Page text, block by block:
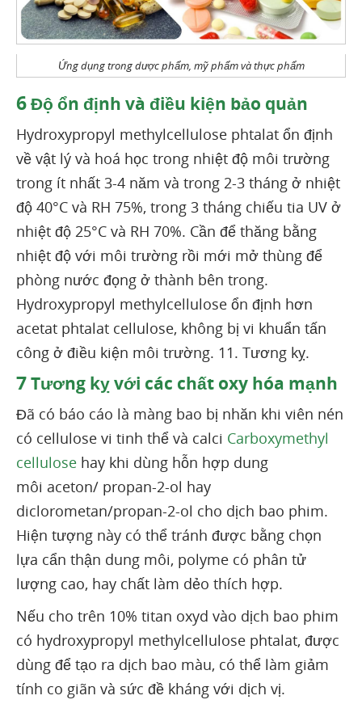
Ứng dụng trong dược phẩm, mỹ phẩm và thực phẩm
6Độ ổn định và điều kiện bảo quản
Hydroxypropyl methylcellulose phtalat ổn định
về vật lý và hoá học trong nhiệt độ môi trường
trong ít nhất 3-4 năm và trong 2-3 tháng ở nhiệt
độ 40°C và RH 75%, trong 3 tháng chiếu tia UV ở
nhiệt độ 25°C và RH 70%. Cần để thăng bằng
nhiệt độ với môi trường rồi mới mở thùng để
phòng nước đọng ở thành bên trong.
Hydroxypropyl methylcellulose ổn định hơn
acetat phtalat cellulose, không bị vi khuẩn tấn
công ở điều kiện môi trường. 11. Tương kỵ.
7Tương kỵ với các chất oxy hóa mạnh
Đã có báo cáo là màng bao bị nhăn khi viên nén
có cellulose vi tinh thể và calci Carboxymethyl
cellulose hay khi dùng hỗn hợp dung
môi aceton/ propan-2-ol hay
diclorometan/propan-2-ol cho dịch bao phim.
Hiện tượng này có thể tránh được bằng chọn
lựa cẩn thận dung môi, polyme có phân tử
lượng cao, hay chất làm dẻo thích hợp.
Nếu cho trên 10% titan oxyd vào dịch bao phim
có hydroxypropyl methylcellulose phtalat, được
dùng để tạo ra dịch bao màu, có thể làm giảm
tính co giãn và sức đề kháng với dịch vị.